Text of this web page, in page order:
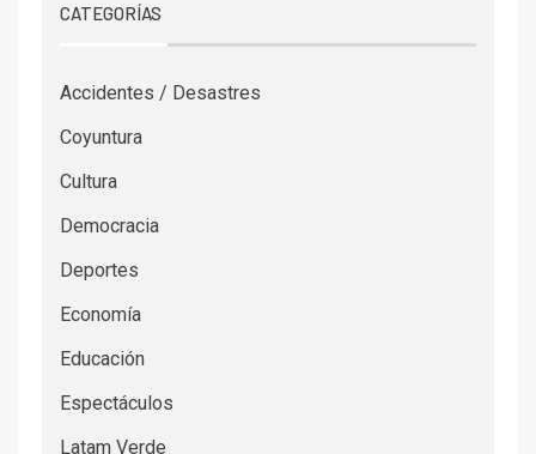
CATEGORÍAS
Accidentes / Desastres
Coyuntura
Cultura
Democracia
Deportes
Economía
Educación
Espectáculos
Latam Verde